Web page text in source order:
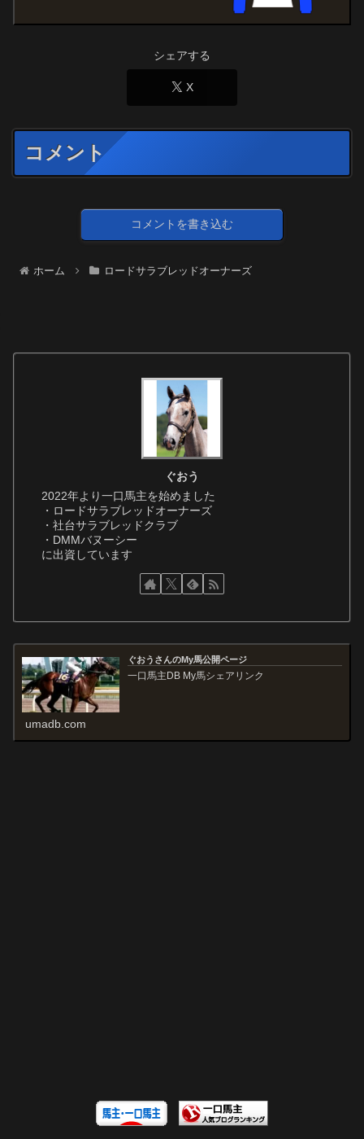
シェアする
X
コメント
コメントを書き込む
ホーム ロードサラブレッドオーナーズ
ぐおう
2022年より一口馬主を始めました
・ロードサラブレッドオーナーズ
・社台サラブレッドクラブ
・DMMバヌーシー
に出資しています
ぐおうさんのMy馬公開ページ
一口馬主DB My馬シェアリンク
umadb.com